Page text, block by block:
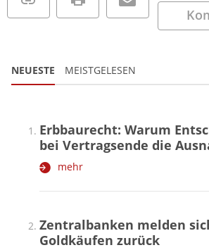
NEUESTE MEISTGELESEN
Erbbaurecht: Warum
bei Vertragsende die
mehr
Zentralbanken melden
Goldkäufen zurück